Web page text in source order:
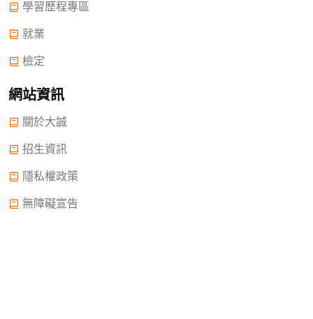
學習歷程專區
就業
檢定
網站資訊
關於大誠
招生資訊
隱私權政策
無障礙宣告